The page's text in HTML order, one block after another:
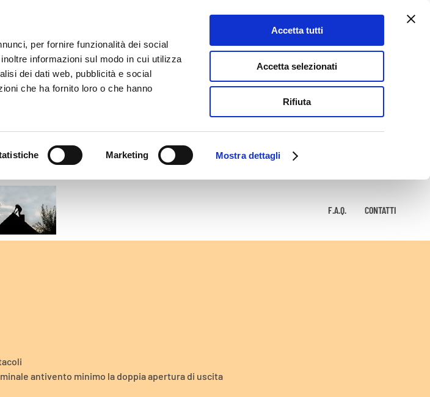
per fornire funzionalità dei social
informazioni sul modo in cui utilizza
dei dati web, pubblicità e social
che ha fornito loro o che hanno
Marketing Mostra dettagli
Accetta tutti
Accetta selezionati
Rifiuta
F.A.Q. CONTATTI
antivento minimo la doppia apertura di uscita